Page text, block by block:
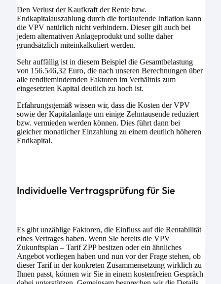
Den Verlust der Kaufkraft der Rente bzw.
Endkapitalauszahlung durch die fortlaufende Inflation kann
die VPV natürlich nicht verhindern. Dieser gilt auch bei
jedem alternativen Anlageprodukt und sollte daher
grundsätzlich miteinkalkuliert werden.
Sehr auffällig ist in diesem Beispiel die Gesamtbelastung
von 156.546,32 Euro, die nach unseren Berechnungen über
alle renditemindernden Faktoren im Verhältnis zum
eingesetzten Kapital deutlich zu hoch ist.
Erfahrungsgemäß wissen wir, dass die Kosten der VPV
sowie der Kapitalanlage um einige Zehntausende reduziert
bzw. vermieden werden können. Dies führt dann bei
gleicher monatlicher Einzahlung zu einem deutlich höheren
Endkapital.
Individuelle Vertragsprüfung für Sie
Es gibt unzählige Faktoren, die Einfluss auf die Rentabilität
eines Vertrages haben. Wenn Sie bereits die VPV
Zukunftsplan – Tarif ZPP besitzen oder ein ähnliches
Angebot vorliegen haben und nun vor der Frage stehen, ob
dieser Tarif in der konkreten Zusammensetzung wirklich zu
Ihnen passt, können wir Sie in einem kostenfreien Gespräch